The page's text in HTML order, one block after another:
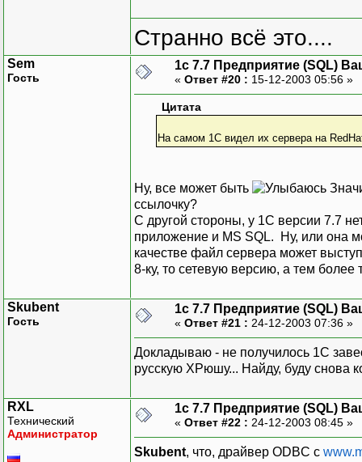
Странно всё это....
Sem
Гость
1с 7.7 Предприятие (SQL)
« Ответ #20 : 15-12-2003 05:56 »
Цитата
На самом 1С видел их сервера на
Ну, все может быть
ссылочку?
С другой стороны, у 1С версии 7.7
приложение и MS SQL. Ну, или она
качестве файл сервера может
8-ку, то сетевую версию, а тем
Skubent
Гость
1с 7.7 Предприятие (SQL)
« Ответ #21 : 24-12-2003 07:36 »
Докладываю - не получилось 1С
русскую ХРюшу... Найду, буду снова
RXL
Технический
Администратор
1с 7.7 Предприятие (SQL)
« Ответ #22 : 24-12-2003 08:45 »
Skubent, что, драйвер ODBC с